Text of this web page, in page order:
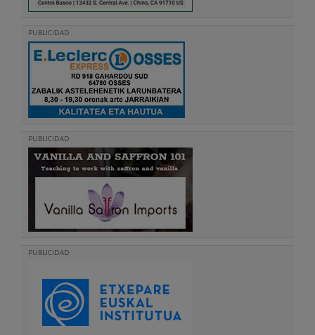
PUBLICIDAD
PUBLICIDAD
PUBLICIDAD